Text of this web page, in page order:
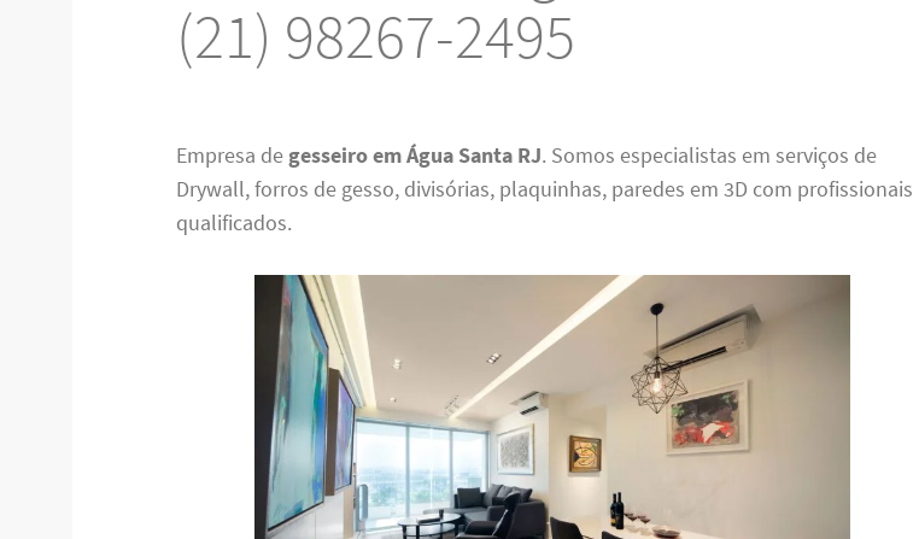
(21) 98267-2495
Empresa de gesseiro em Água Santa RJ. Somos especialistas em serviços de
Drywall, forros de gesso, divisórias, plaquinhas, paredes em 3D com profissionais
qualificados.